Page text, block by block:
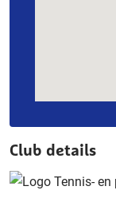
Club details